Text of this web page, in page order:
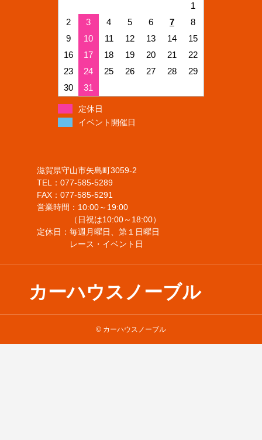
1
2
3 4 5 6 7
8
9
10 11 12 13 14
15
16
17 18 19 20 21
22
23
24 25 26 27 28
29
30
31
定休日
イベント開催日
滋賀県守山市矢島町3059-2
TEL：077-585-5289
FAX：077-585-5291
営業時間：10:00～19:00
（日祝は10:00～18:00）
定休日：毎週月曜日、第１日曜日
レース・イベント日
カーハウスノーブル
© カーハウスノーブル